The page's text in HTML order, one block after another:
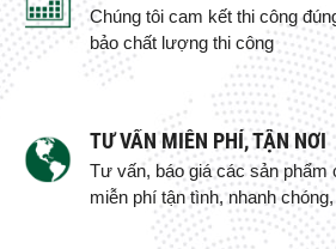
Chúng tôi cam kết thi công
bảo chất lượng thi công
TƯ VẤN MIỄN PHÍ, TẬN NƠI
Tư vấn, báo giá các sản phẩm
miễn phí tận tình, nhanh